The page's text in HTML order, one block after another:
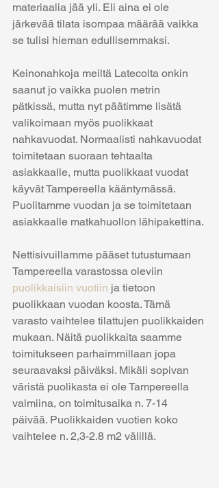
materiaalia jää yli. Eli aina ei ole
järkevää tilata isompaa määrää vaikka
se tulisi hieman edullisemmaksi.
Keinonahkoja meiltä Latecolta onkin
saanut jo vaikka puolen metrin
pätkissä, mutta nyt päätimme lisätä
valikoimaan myös puolikkaat
nahkavuodat. Normaalisti nahkavuodat
toimitetaan suoraan tehtaalta
asiakkaalle, mutta puolikkaat vuodat
käyvät Tampereella kääntymässä.
Puolitamme vuodan ja se toimitetaan
asiakkaalle matkahuollon lähipakettina.
Nettisivuillamme pääset tutustumaan
Tampereella varastossa oleviin
puolikkaisiin vuotiin ja tietoon
puolikkaan vuodan koosta. Tämä
varasto vaihtelee tilattujen puolikkaiden
mukaan. Näitä puolikkaita saamme
toimitukseen parhaimmillaan jopa
seuraavaksi päiväksi. Mikäli sopivan
väristä puolikasta ei ole Tampereella
valmiina, on toimitusaika n. 7-14
päivää. Puolikkaiden vuotien koko
vaihtelee n. 2,3-2.8 m2 välillä.